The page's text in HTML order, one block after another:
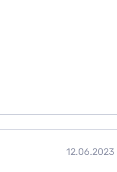
12.06.2023